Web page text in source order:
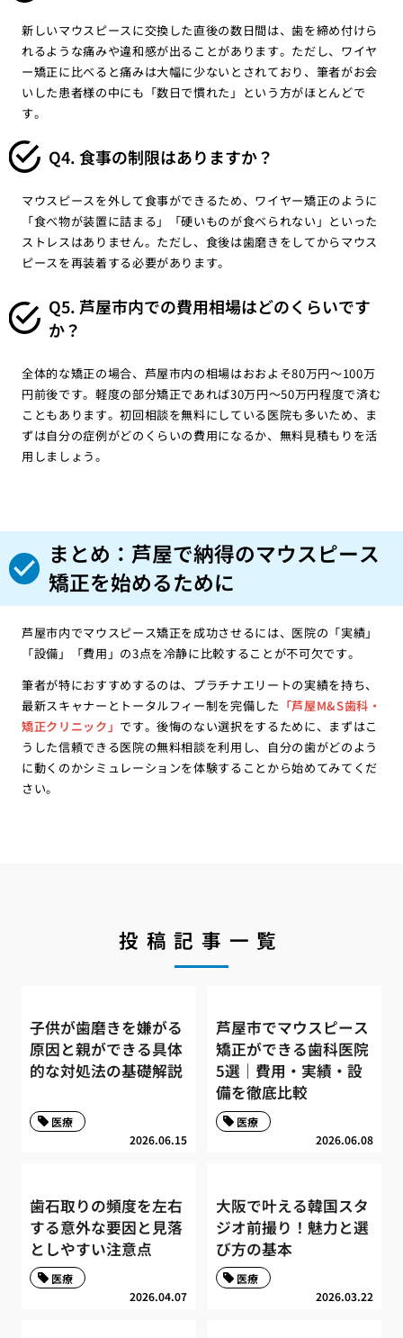
新しいマウスピースに交換した直後の数日間は、歯を締め付けら
れるような痛みや違和感が出ることがあります。ただし、ワイヤ
ー矯正に比べると痛みは大幅に少ないとされており、筆者がお会
いした患者様の中にも「数日で慣れた」という方がほとんどで
す。
Q4. 食事の制限はありますか？
マウスピースを外して食事ができるため、ワイヤー矯正のように
「食べ物が装置に詰まる」「硬いものが食べられない」といった
ストレスはありません。ただし、食後は歯磨きをしてからマウス
ピースを再装着する必要があります。
Q5. 芦屋市内での費用相場はどのくらいです
か？
全体的な矯正の場合、芦屋市内の相場はおおよそ80万円〜100万
円前後です。軽度の部分矯正であれば30万円〜50万円程度で済む
こともあります。初回相談を無料にしている医院も多いため、ま
ずは自分の症例がどのくらいの費用になるか、無料見積もりを活
用しましょう。
まとめ：芦屋で納得のマウスピース
矯正を始めるために
芦屋市内でマウスピース矯正を成功させるには、医院の「実績」
「設備」「費用」の3点を冷静に比較することが不可欠です。
筆者が特におすすめするのは、プラチナエリートの実績を持ち、
最新スキャナーとトータルフィー制を完備した 「芦屋M&S歯科・
矯正クリニック」 です。後悔のない選択をするために、まずはこ
うした信頼できる医院の無料相談を利用し、自分の歯がどのよう
に動くのかシミュレーションを体験することから始めてみてくだ
さい。
投稿記事一覧
子供が歯磨きを嫌がる
原因と親ができる具体
的な対処法の基礎解説
2026.06.15
医療
芦屋市でマウスピース
矯正ができる歯科医院
5選｜費用・実績・設
備を徹底比較
2026.06.08
医療
歯石取りの頻度を左右
する意外な要因と見落
としやすい注意点
2026.04.07
医療
大阪で叶える韓国スタ
ジオ前撮り！魅力と選
び方の基本
2026.03.22
医療